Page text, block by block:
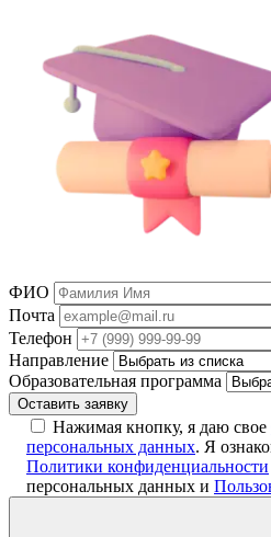
ФИО
Почта
Телефон
Направление
Образовательная программа
Нажимая кнопку, я даю свое
персональных данных. Я
Политики конфиденциальности
персональных данных и